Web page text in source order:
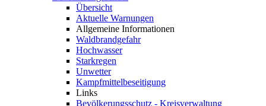
Übersicht
Aktuelle Warnungen
Allgemeine Informationen
Waldbrandgefahr
Hochwasser
Starkregen
Unwetter
Kampfmittelbeseitigung
Links
Bevölkerungsschutz - Kreisverwaltung